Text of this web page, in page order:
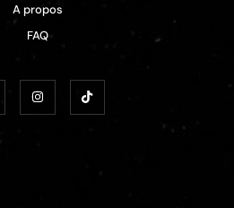
A propos
FAQ